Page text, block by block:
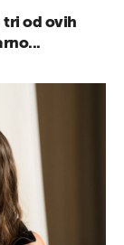
tri od ovih